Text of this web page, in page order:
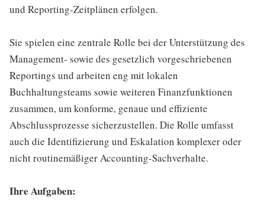
und Reporting-Zeitplänen erfolgen.
Sie spielen eine zentrale Rolle bei der Unterstützung des
Management- sowie des gesetzlich vorgeschriebenen
Reportings und arbeiten eng mit lokalen
Buchhaltungsteams sowie weiteren Finanzfunktionen
zusammen, um konforme, genaue und effiziente
Abschlussprozesse sicherzustellen. Die Rolle umfasst
auch die Identifizierung und Eskalation komplexer oder
nicht routinemäßiger Accounting-Sachverhalte.
Ihre Aufgaben: